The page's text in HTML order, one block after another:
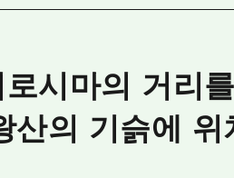
시마의 거리
산의 기슭에